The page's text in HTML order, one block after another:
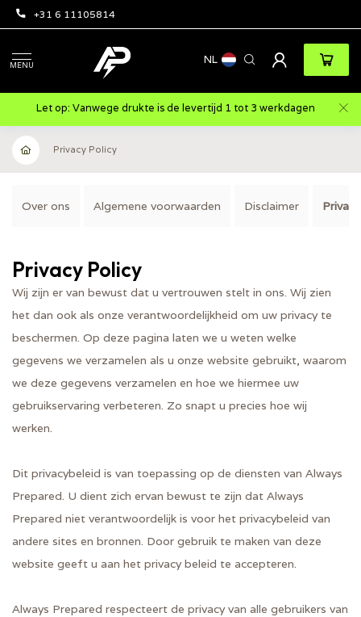
+31 6 11105814
MENU NL
Let op: Vanwege drukte is de levertijd 1 tot 3 werkdagen
Privacy Policy
Over ons Algemene voorwaarden Disclaimer
Privacy Policy
Wij zijn er van bewust dat u vertrouwen stelt in ons. Wij zien
het dan ook als onze verantwoordelijkheid om uw privacy te
beschermen. Op deze pagina laten we u weten welke
gegevens we verzamelen als u onze website gebruikt, waarom
we deze gegevens verzamelen en hoe we hiermee uw
gebruikservaring verbeteren. Zo snapt u precies hoe wij
werken.
Dit privacybeleid is van toepassing op de diensten van Always
Prepared. U dient zich ervan bewust te zijn dat Always
Prepared niet verantwoordelijk is voor het privacybeleid van
andere sites en bronnen. Door gebruik te maken van deze
website geeft u aan het privacy beleid te accepteren.
Always Prepared respecteert de privacy van alle gebruikers van